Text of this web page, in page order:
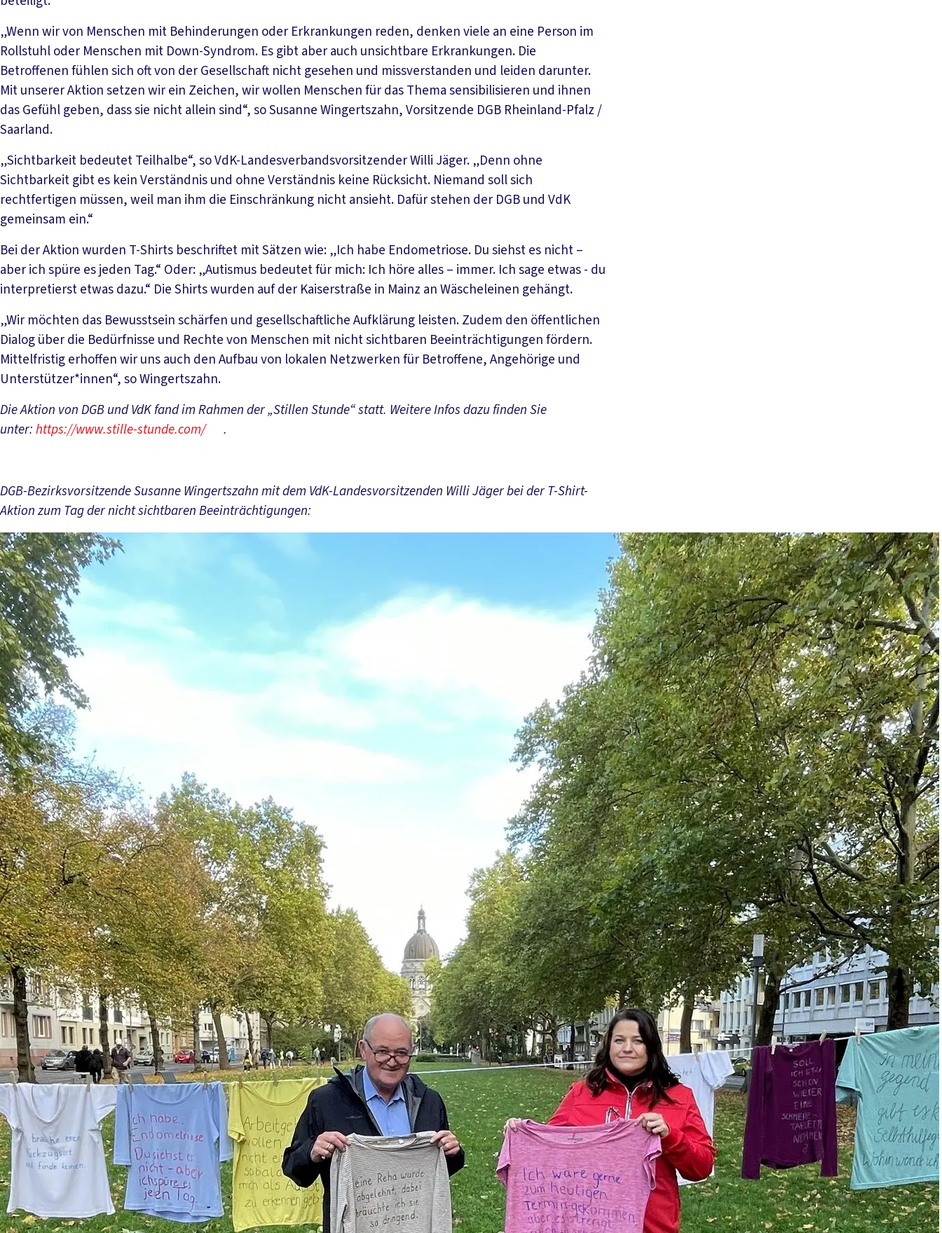
„Wenn wir von Menschen mit Behinderungen oder Erkrankungen reden, denken viele an eine Person im
Rollstuhl oder Menschen mit Down-Syndrom. Es gibt aber auch unsichtbare Erkrankungen. Die
Betroffenen fühlen sich oft von der Gesellschaft nicht gesehen und missverstanden und leiden darunter.
Mit unserer Aktion setzen wir ein Zeichen, wir wollen Menschen für das Thema sensibilisieren und ihnen
das Gefühl geben, dass sie nicht allein sind“, so Susanne Wingertszahn, Vorsitzende DGB Rheinland-Pfalz /
Saarland.
„Sichtbarkeit bedeutet Teilhalbe“, so VdK-Landesverbandsvorsitzender Willi Jäger. „Denn ohne
Sichtbarkeit gibt es kein Verständnis und ohne Verständnis keine Rücksicht. Niemand soll sich
rechtfertigen müssen, weil man ihm die Einschränkung nicht ansieht. Dafür stehen der DGB und VdK
gemeinsam ein.“
Bei der Aktion wurden T-Shirts beschriftet mit Sätzen wie: „Ich habe Endometriose. Du siehst es nicht –
aber ich spüre es jeden Tag.“ Oder: „Autismus bedeutet für mich: Ich höre alles – immer. Ich sage etwas - du
interpretierst etwas dazu.“ Die Shirts wurden auf der Kaiserstraße in Mainz an Wäscheleinen gehängt.
„Wir möchten das Bewusstsein schärfen und gesellschaftliche Aufklärung leisten. Zudem den öffentlichen
Dialog über die Bedürfnisse und Rechte von Menschen mit nicht sichtbaren Beeinträchtigungen fördern.
Mittelfristig erhoffen wir uns auch den Aufbau von lokalen Netzwerken für Betroffene, Angehörige und
Unterstützer*innen“, so Wingertszahn.
Die Aktion von DGB und VdK fand im Rahmen der „Stillen Stunde“ statt. Weitere Infos dazu finden Sie
unter:https://www.stille-stunde.com/ .
DGB-Bezirksvorsitzende Susanne Wingertszahn mit dem VdK-Landesvorsitzenden Willi Jäger bei der T-Shirt-
Aktion zum Tag der nicht sichtbaren Beeinträchtigungen: